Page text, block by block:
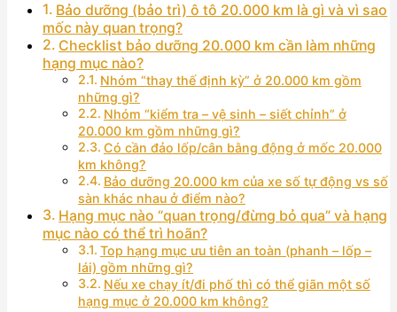
Bảo dưỡng (bảo trì) ô tô 20.000 km là gì và vì sao
mốc này quan trọng?
Checklist bảo dưỡng 20.000 km cần làm những
hạng mục nào?
Nhóm “thay thế định kỳ” ở 20.000 km gồm
những gì?
Nhóm “kiểm tra – vệ sinh – siết chỉnh” ở
20.000 km gồm những gì?
Có cần đảo lốp/cân bằng động ở mốc 20.000
km không?
Bảo dưỡng 20.000 km của xe số tự động vs số
sàn khác nhau ở điểm nào?
Hạng mục nào “quan trọng/đừng bỏ qua” và hạng
mục nào có thể trì hoãn?
Top hạng mục ưu tiên an toàn (phanh – lốp –
lái) gồm những gì?
Nếu xe chạy ít/đi phố thì có thể giãn một số
hạng mục ở 20.000 km không?